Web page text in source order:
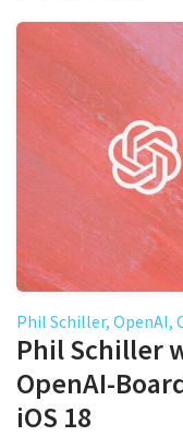
Phil Schiller, OpenAI,
Phil Schiller
OpenAI-
iOS 18